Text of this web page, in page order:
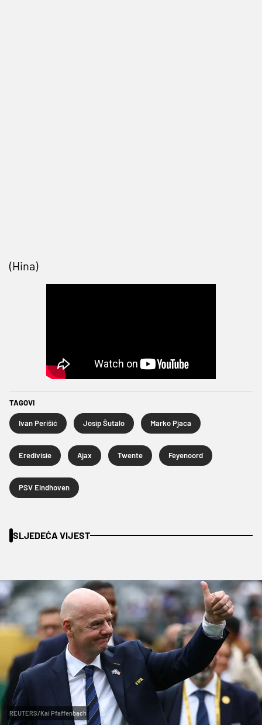
(Hina)
TAGOVI
Ivan Perišić Josip Šutalo Marko Pjaca
Eredivisie Ajax Twente Feyenoord
PSV Eindhoven
SLJEDEĆA VIJEST
REUTERS/Kai Pfaffenbach